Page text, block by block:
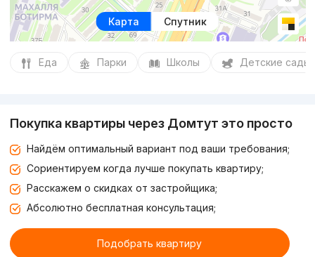
Карта Спутник
Еда Парки Школы Детские сады
Покупка квартиры через Домтут это просто
Найдём оптимальный вариант под ваши требования;
Сориентируем когда лучше покупать квартиру;
Расскажем о скидках от застройщика;
Абсолютно бесплатная консультация;
Подобрать квартиру